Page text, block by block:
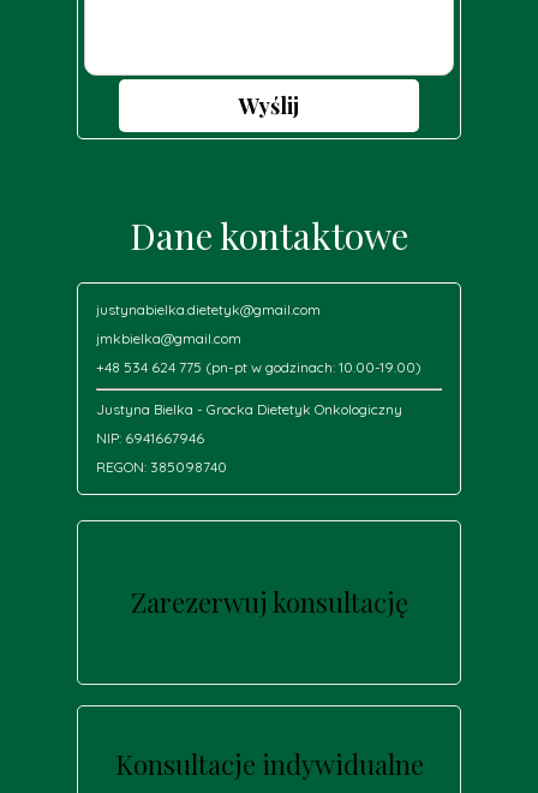
Zarezerwuj konsultację
Konsultacje indywidualne
justynabielka.dietetyk@gmail.com
jmkbielka@gmail.com
+48 534 624 775 (pn-pt w godzinach: 10.00-19.00)
Justyna Bielka - Grocka Dietetyk Onkologiczny
NIP: 6941667946
REGON: 385098740
Wyślij
Dane kontaktowe